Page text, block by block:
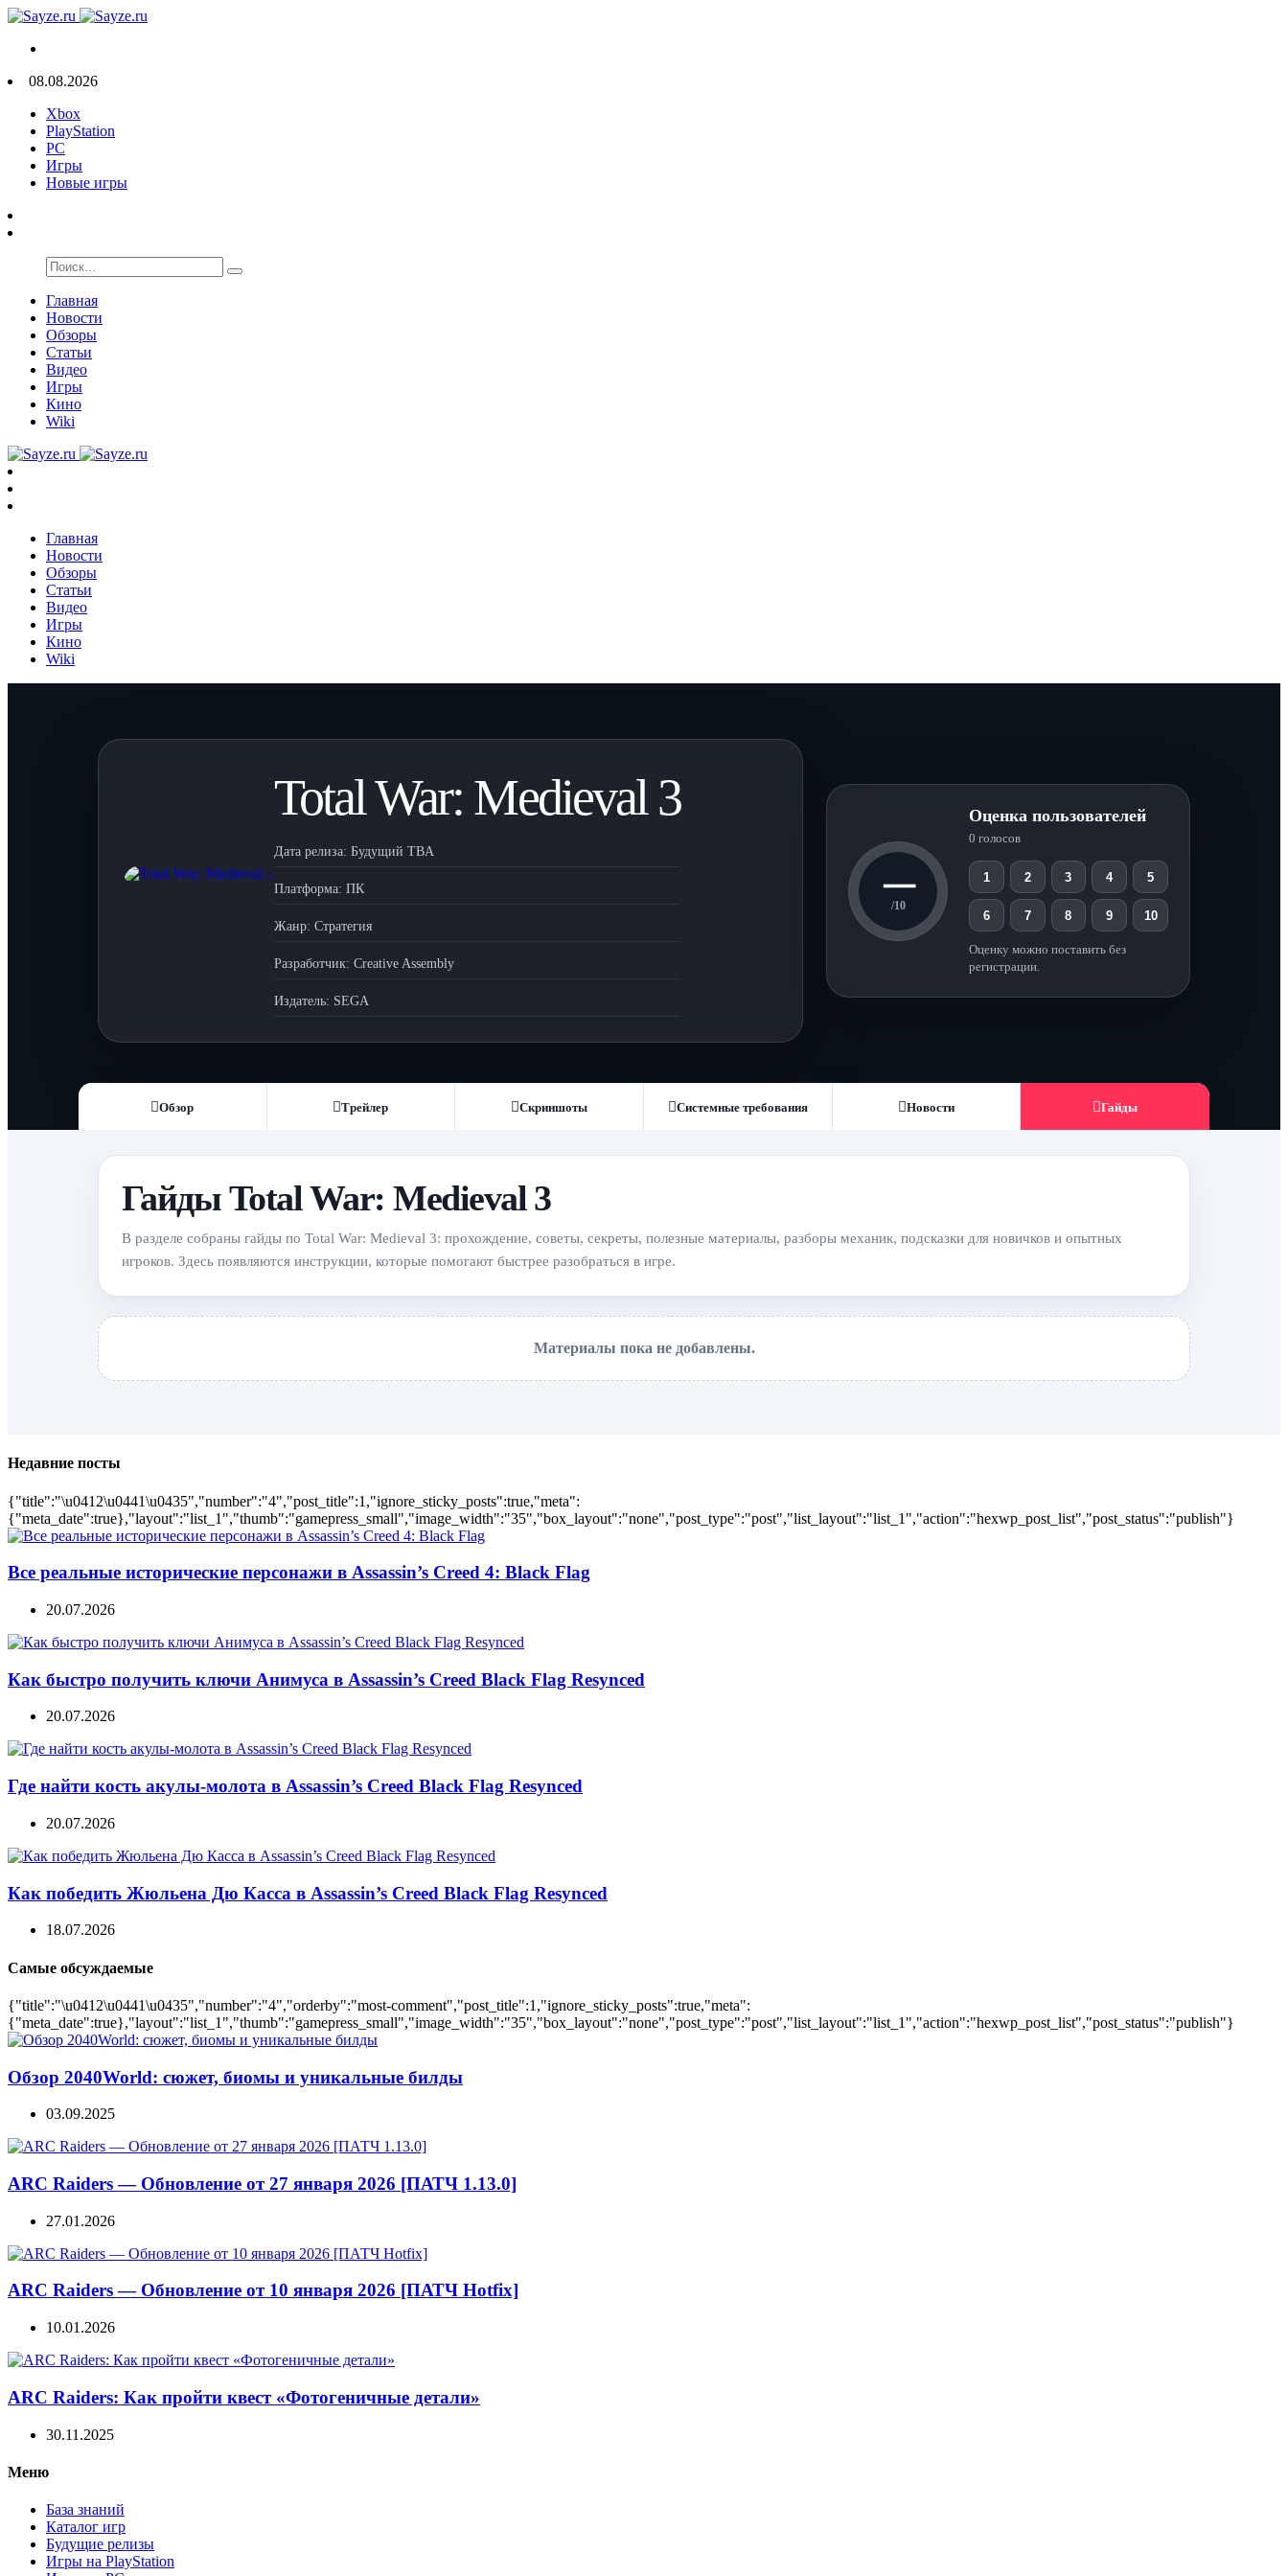
08.08.2026
Xbox
PlayStation
PC
Игры
Новые игры
Главная
Новости
Обзоры
Статьи
Видео
Игры
Кино
Wiki
Главная
Новости
Обзоры
Статьи
Видео
Игры
Кино
Wiki
Total War: Medieval 3
Дата релиза: Будущий TBA
Платформа: ПК
Жанр: Стратегия
Разработчик: Creative Assembly
Издатель: SEGA
—
/10
Оценка пользователей
0 голосов
1 2 3 4 5
6 7 8 9 10
Оценку можно поставить без
регистрации.
Обзор Трейлер Скриншоты Системные требования Новости Гайды
Гайды Total War: Medieval 3
В разделе собраны гайды по Total War: Medieval 3: прохождение, советы, секреты, полезные материалы, разборы механик, подсказки для новичков и опытных
игроков. Здесь появляются инструкции, которые помогают быстрее разобраться в игре.
Материалы пока не добавлены.
Недавние посты
{"title":"\u0412\u0441\u0435","number":"4","post_title":1,"ignore_sticky_posts":true,"meta":
{"meta_date":true},"layout":"list_1","thumb":"gamepress_small","image_width":"35","box_layout":"none","post_type":"post","list_layout":"list_1","action":"hexwp_post_list","post_status":"publish"}
Все реальные исторические персонажи в Assassin’s Creed 4: Black Flag
20.07.2026
Как быстро получить ключи Анимуса в Assassin’s Creed Black Flag Resynced
20.07.2026
Где найти кость акулы-молота в Assassin’s Creed Black Flag Resynced
20.07.2026
Как победить Жюльена Дю Касса в Assassin’s Creed Black Flag Resynced
18.07.2026
Самые обсуждаемые
{"title":"\u0412\u0441\u0435","number":"4","orderby":"most-comment","post_title":1,"ignore_sticky_posts":true,"meta":
{"meta_date":true},"layout":"list_1","thumb":"gamepress_small","image_width":"35","box_layout":"none","post_type":"post","list_layout":"list_1","action":"hexwp_post_list","post_status":"publish"}
Обзор 2040World: сюжет, биомы и уникальные билды
03.09.2025
ARC Raiders — Обновление от 27 января 2026 [ПАТЧ 1.13.0]
27.01.2026
ARC Raiders — Обновление от 10 января 2026 [ПАТЧ Hotfix]
10.01.2026
ARC Raiders: Как пройти квест «Фотогеничные детали»
30.11.2025
Меню
База знаний
Каталог игр
Будущие релизы
Игры на PlayStation